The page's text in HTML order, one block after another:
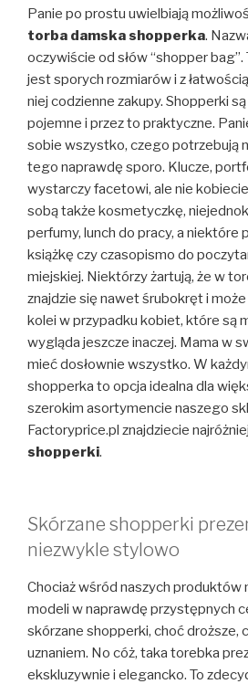
Panie po prostu uwielbiają
torba damska shopperka.
oczywiście od słów “shopper
jest sporych rozmiarów i z
niej codzienne zakupy. Shopperki
pojemne i przez to praktyczne.
sobie wszystko, czego potrzebują
tego naprawdę sporo. Klucze,
wystarczy facetowi, ale nie
sobą także kosmetyczkę,
perfumy, lunch do pracy, a niektóre
książkę czy czasopismo do
miejskiej. Niektórzy żartują, że w
znajdzie się nawet śrubokręt i
kolei w przypadku kobiet, które są
wygląda jeszcze inaczej. Mama w
mieć dosłownie wszystko. W
shopperka to opcja idealna dla
szerokim asortymencie naszego
Factoryprice.pl znajdziecie
shopperki.
Skórzane shopperki
niezwykle stylowo
Chociaż wśród naszych produktów
modeli w naprawdę przystępnych
skórzane shopperki, choć droższe,
uznaniem. No cóż, taka torebka
ekskluzywnie i elegancko. To